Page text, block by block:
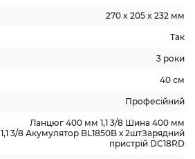
270 x 205 x 232 мм
Так
3 роки
40 см
Професійний
Ланцюг 400 мм 1,1 3/8 Шина 400 мм
1,1 3/8 Акумулятор BL1850B х 2штЗарядний
пристрій DC18RD